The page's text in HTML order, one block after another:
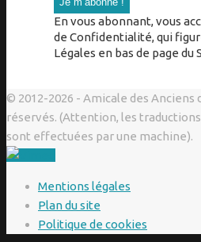
En vous abonnant, vous
de Confidentialité, qui
Légales en bas de page du
© 2012-2026 - Amicale des Anciens
réservés. (Attention, les
sont effectuées par une machine).
Mentions légales
Plan du site
Politique de cookies